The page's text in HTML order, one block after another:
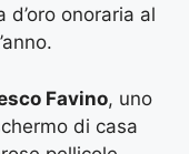
d’oro onoraria al
Favino, uno
di casa